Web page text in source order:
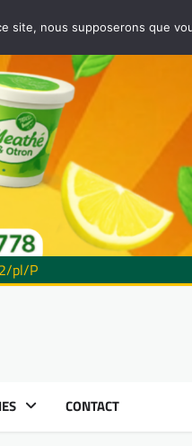
pl/P
CONTACT
site, nous supposerons que